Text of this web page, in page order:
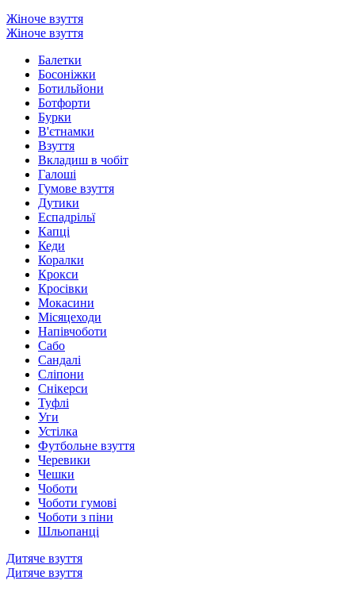
Жіноче взуття
Жіноче взуття
Балетки
Босоніжки
Ботильйони
Ботфорти
Бурки
В'єтнамки
Взуття
Вкладиш в чобіт
Галоші
Гумове взуття
Дутики
Еспадрільї
Капці
Кеди
Коралки
Крокси
Кросівки
Мокасини
Місяцеходи
Напівчоботи
Сабо
Сандалі
Сліпони
Снікерси
Туфлі
Уги
Устілка
Футбольне взуття
Черевики
Чешки
Чоботи
Чоботи гумові
Чоботи з піни
Шльопанці
Дитяче взуття
Дитяче взуття